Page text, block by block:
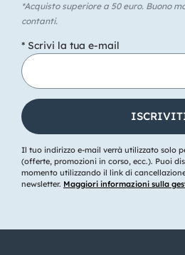
*Acquisto superiore a 50 euro. Buono
contanti.
* Scrivi la tua e-mail
Il tuo indirizzo e-mail verrà utilizzato solo
(offerte, promozioni in corso, ecc.). Puoi
momento utilizzando il link di
newsletter. Maggiori informazioni sulla